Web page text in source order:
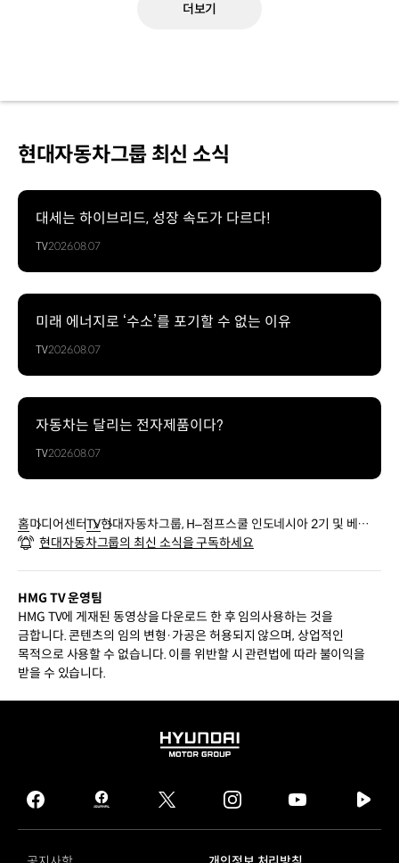
더보기
현대자동차그룹 최신 소식
대세는 하이브리드, 성장 속도가 다르다!
TV2026.08.07
미래 에너지로 ‘수소’를 포기할 수 없는 이유
TV2026.08.07
자동차는 달리는 전자제품이다?
TV2026.08.07
홈미디어센터TV현대자동차그룹, H–점프스쿨 인도네시아 2기 및 베트남
6기 발대식
현대자동차그룹의 최신 소식을 구독하세요
HMG TV 운영팀
HMG TV에 게재된 동영상을 다운로드 한 후 임의사용하는 것을
금합니다. 콘텐츠의 임의 변형·가공은 허용되지 않으며, 상업적인
목적으로 사용할 수 없습니다. 이를 위반할 시 관련법에 따라 불이익을
받을 수 있습니다.
HYUNDAI
GROUP
facebook
hmg
journal
twitter instagram
tv